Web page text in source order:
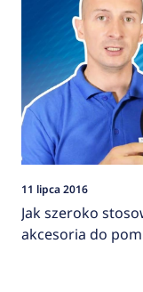
11 lipca 2016
Jak szeroko
akcesoria do